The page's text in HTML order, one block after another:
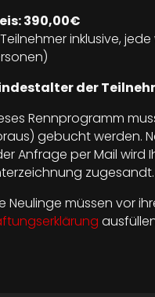
390,00€
Teilnehmer inklusive,
der
Rennprogramm
gebucht werden.
Anfrage per Mail wird
zugesandt.
Neulinge müssen vor